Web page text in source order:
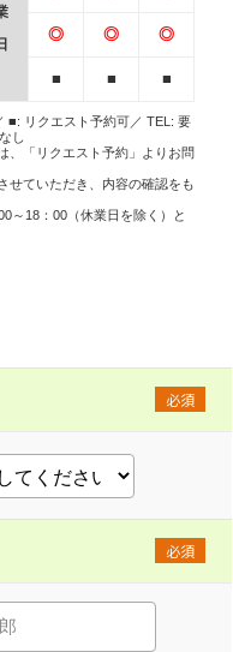
◎ ◎ ◎
■ ■ ■
リクエスト予約可／ TEL: 要
し
、「リクエスト予約」よりお問
せていただき、内容の確認をも
～18：00（休業日を除く）と
必須
必須